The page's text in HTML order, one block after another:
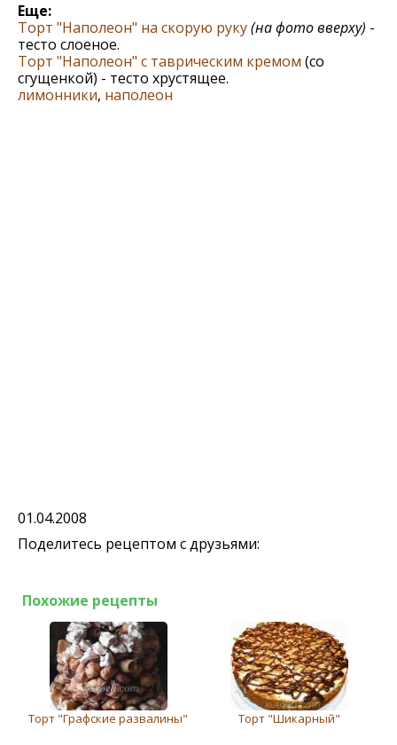
Еще:
Торт "Наполеон" на скорую руку(на фото вверху) -
тесто слоеное.
Торт "Наполеон" с таврическим кремом (со
сгущенкой) - тесто хрустящее.
лимонники, наполеон
01.04.2008
Поделитесь рецептом с друзьями:
Похожие рецепты
Торт "Графскиe развалины" Торт "Шикарный"